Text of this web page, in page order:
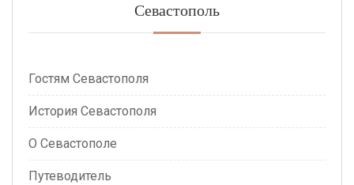
Севастополь
Гостям Севастополя
История Севастополя
О Севастополе
Путеводитель